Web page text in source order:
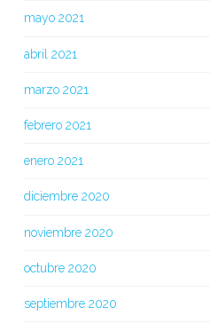
mayo 2021
abril 2021
marzo 2021
febrero 2021
enero 2021
diciembre 2020
noviembre 2020
octubre 2020
septiembre 2020